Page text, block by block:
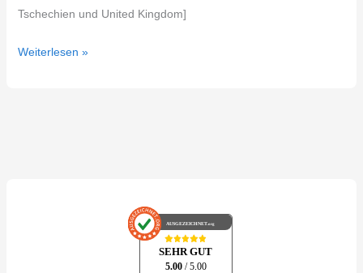
Tschechien und United Kingdom]
Weiterlesen »
AUSGEZEICHNET.org
SEHR GUT
5.00 / 5.00